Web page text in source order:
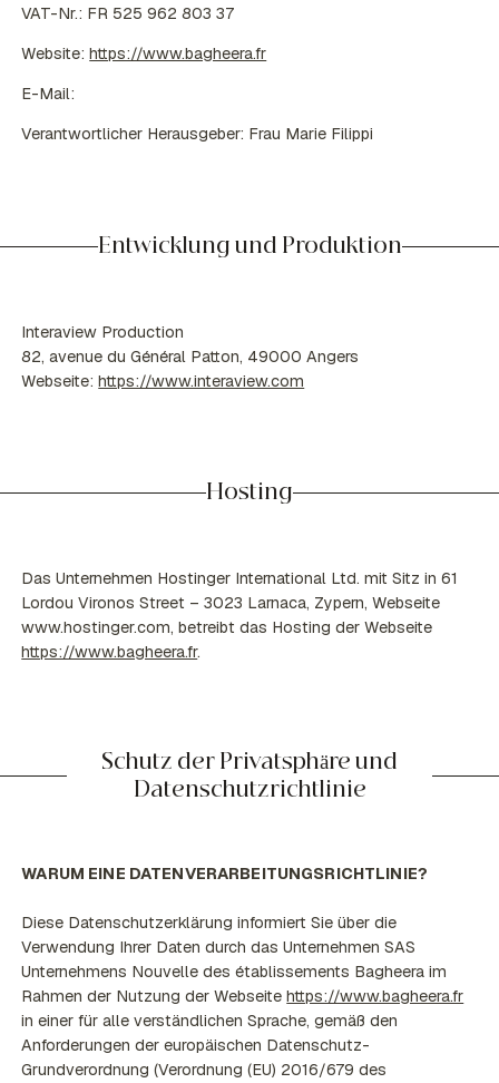
VAT-Nr.: FR 525 962 803 37
Website:https://www.bagheera.fr
E-Mail:
Verantwortlicher Herausgeber: Frau Marie Filippi
Entwicklung und Produktion
Interaview Production
82, avenue du Général Patton, 49000 Angers
Webseite:https://www.interaview.com
Hosting
Das Unternehmen Hostinger International Ltd. mit Sitz in 61
Lordou Vironos Street – 3023 Larnaca, Zypern, Webseite
www.hostinger.com, betreibt das Hosting der Webseite
https://www.bagheera.fr.
Schutz der Privatsphäre und
Datenschutzrichtlinie
WARUM EINE DATENVERARBEITUNGSRICHTLINIE?
Diese Datenschutzerklärung informiert Sie über die
Verwendung Ihrer Daten durch das Unternehmen SAS
Unternehmens Nouvelle des établissements Bagheera im
Rahmen der Nutzung der Webseitehttps://www.bagheera.fr
in einer für alle verständlichen Sprache, gemäß den
Anforderungen der europäischen Datenschutz-
Grundverordnung (Verordnung (EU) 2016/679 des